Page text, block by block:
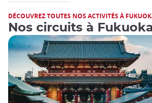
DÉCOUVREZ TOUTES NOS ACTIVITÉS À
Nos circuits à